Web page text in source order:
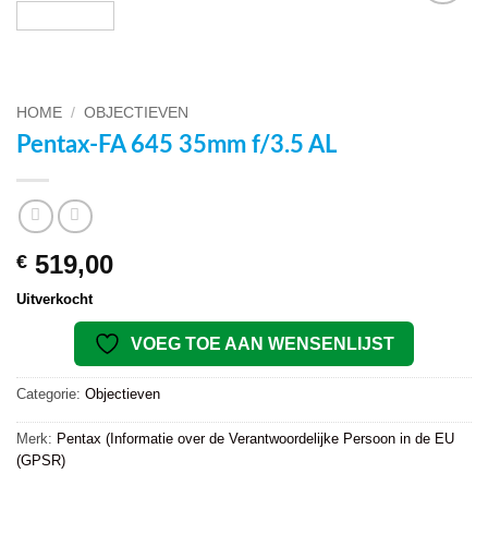
HOME / OBJECTIEVEN
Pentax-FA 645 35mm f/3.5 AL
€ 519,00
Uitverkocht
VOEG TOE AAN WENSENLIJST
Categorie: Objectieven
Merk: Pentax (Informatie over de Verantwoordelijke Persoon in de EU
(GPSR)